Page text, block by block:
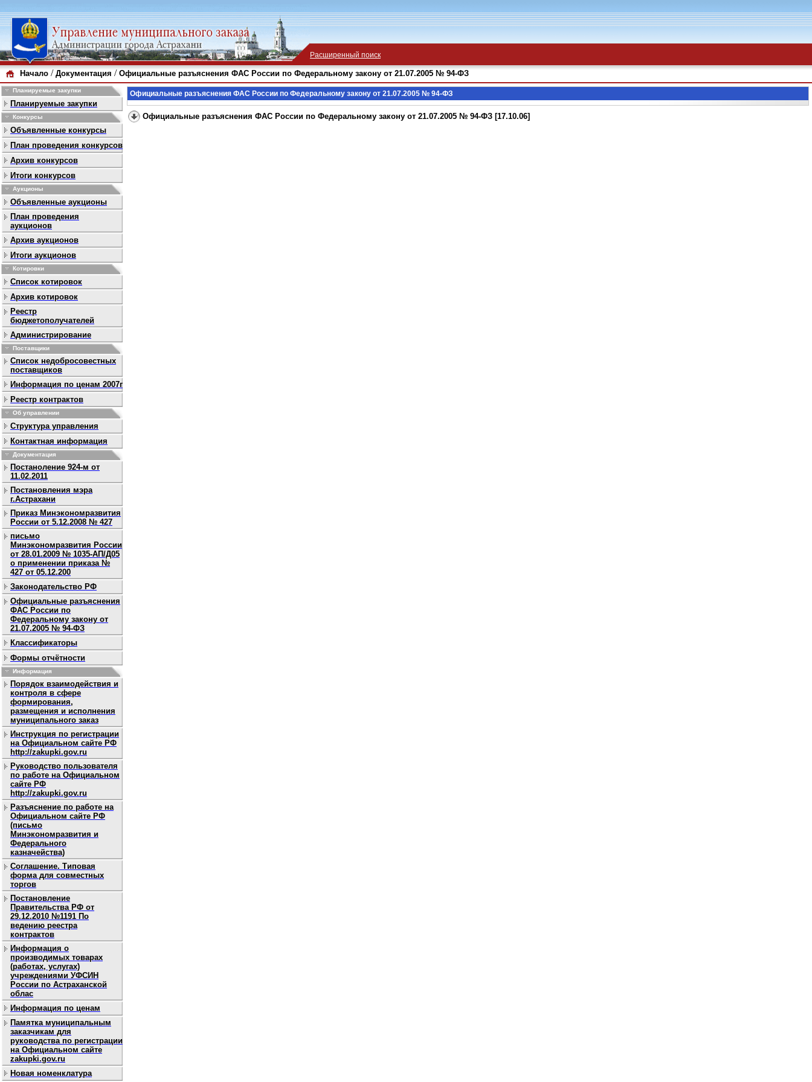
Расширенный поиск
Начало / Документация / Официальные разъяснения ФАС России по Федеральному закону от 21.07.2005 № 94-ФЗ
Планируемые закупки
Планируемые закупки
Конкурсы
Объявленные конкурсы
План проведения конкурсов
Архив конкурсов
Итоги конкурсов
Аукционы
Объявленные аукционы
План проведения
аукционов
Архив аукционов
Итоги аукционов
Котировки
Список котировок
Архив котировок
Реестр
бюджетополучателей
Администрирование
Поставщики
Список недобросовестных
поставщиков
Информация по ценам 2007г
Реестр контрактов
Об управлении
Структура управления
Контактная информация
Документация
Постаноление 924-м от
11.02.2011
Постановления мэра
г.Астрахани
Приказ Минэкономразвития
России от 5.12.2008 № 427
письмо
Минэкономразвития России
от 28.01.2009 № 1035-АП/Д05
о применении приказа №
427 от 05.12.200
Законодательство РФ
Официальные разъяснения
ФАС России по
Федеральному закону от
21.07.2005 № 94-ФЗ
Классификаторы
Формы отчётности
Информация
Порядок взаимодействия и
контроля в сфере
формирования,
размещения и исполнения
муниципального заказ
Инструкция по регистрации
на Официальном сайте РФ
http://zakupki.gov.ru
Руководство пользователя
по работе на Официальном
сайте РФ
http://zakupki.gov.ru
Разъяснение по работе на
Официальном сайте РФ
(письмо
Минэкономразвития и
Федерального
казначейства)
Соглашение. Типовая
форма для совместных
торгов
Постановление
Правительства РФ от
29.12.2010 №1191 По
ведению реестра
контрактов
Информация о
производимых товарах
(работах, услугах)
учреждениями УФСИН
России по Астраханской
облас
Информация по ценам
Памятка муниципальным
заказчикам для
руководства по регистрации
на Официальном сайте
zakupki.gov.ru
Новая номенклатура
Официальные разъяснения ФАС России по Федеральному закону от 21.07.2005 № 94-ФЗ
Официальные разъяснения ФАС России по Федеральному закону от 21.07.2005 № 94-ФЗ [17.10.06]